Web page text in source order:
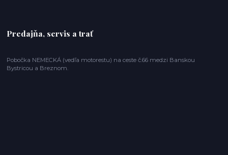
Predajňa, servis a trať
Pobočka NEMECKÁ (vedľa motorestu) na ceste č.66 medzi Banskou
Bystricou a Breznom.